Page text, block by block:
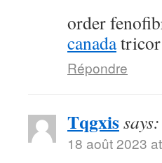
order
canadatricor
Répondre
Tqgxissays:
18 août 2023